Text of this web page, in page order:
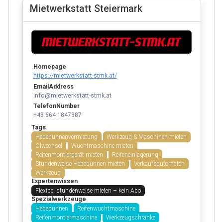
Mietwerkstatt Steiermark
Homepage
https://mietwerkstatt-stmk.at/
EmailAddress
info@mietwerkstatt-stmk.at
TelefonNumber
+43 664 1847387
Tags
Hebebühnenvermietung
Werkzeug & Maschinen mieten
Ölwechsel
Wuchtmaschine mieten
Reifenmontiergerät mieten
Reifeneinlagerung
Stundenweise Hebebühnen mieten
Verkaufsautomaten
Werkzeug
Expertenwissen
Flexibel stundenweise mieten – kein Abo
Spezialwerkzeuge
Hebebühnen
Reifenwuchtmaschine
Reifenmontiermaschine
Werkzeugschränke